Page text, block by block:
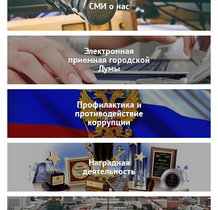
СМИ о нас
Электронная
приемная городской
Думы
Профилактика и
противодействие
коррупции
Наградная
деятельность